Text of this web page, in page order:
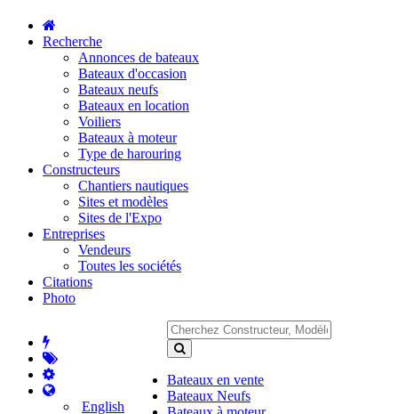
Recherche
Annonces de bateaux
Bateaux d'occasion
Bateaux neufs
Bateaux en location
Voiliers
Bateaux à moteur
Type de harouring
Constructeurs
Chantiers nautiques
Sites et modèles
Sites de l'Expo
Entreprises
Vendeurs
Toutes les sociétés
Citations
Photo
English
Bateaux en vente
Bateaux Neufs